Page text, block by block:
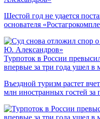
Шестой год не удается
основателя
Турпоток в России
впервые за три года ушел в
Въездной туризм растет
млн иностранных гостей за